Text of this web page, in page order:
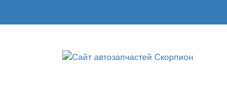
C150. Цилиндр колесный заднего тормоза